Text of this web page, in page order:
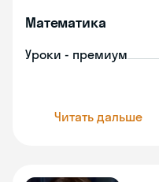
Математика
Уроки - премиум
Читать дальше